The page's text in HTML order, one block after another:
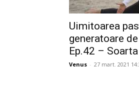
Uimitoarea
generatoare
Ep.42 –
Venus - 27 mart. 2021